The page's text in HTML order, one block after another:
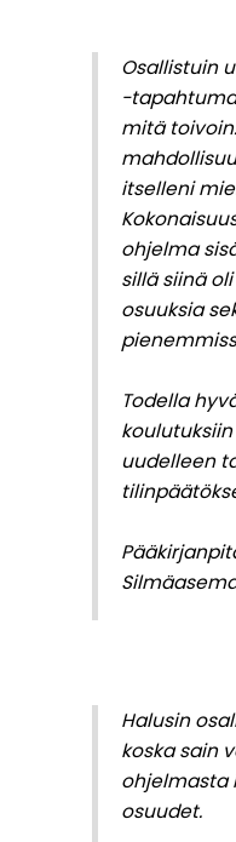
Osallistuin
-
mitä
itselleni
ohjelma
sillä siinä
osuuksia
Todella
uudelleen
Halusin
koska sain
ohjelmasta
osuudet.